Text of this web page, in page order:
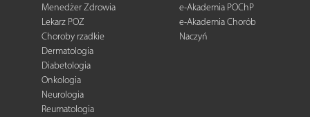
Menedżer Zdrowia
Lekarz POZ
Choroby rzadkie
Dermatologia
Diabetologia
Onkologia
Neurologia
Reumatologia
e-Akademia POChP
e-Akademia Chorób
Naczyń